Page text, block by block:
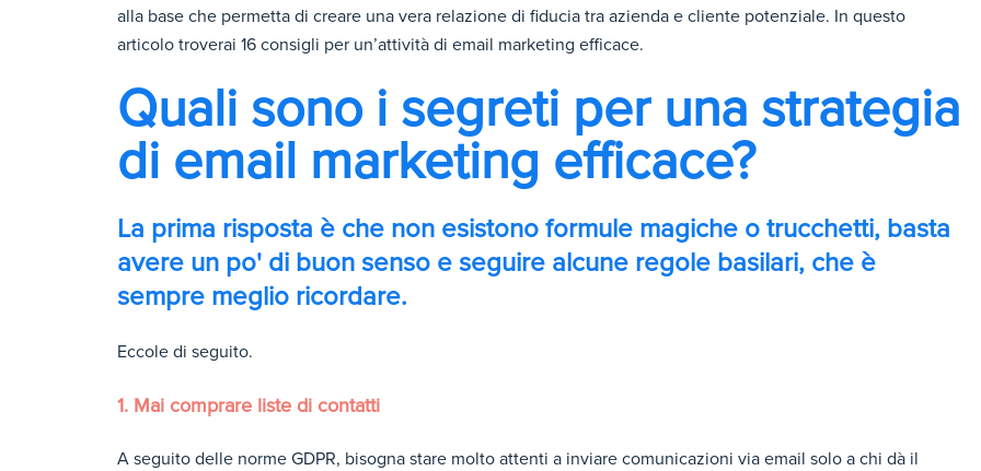
alla base che permetta di creare una vera relazione di fiducia tra azienda e cliente potenziale. In questo
articolo troverai 16 consigli per un’attività di email marketing efficace.
Quali sono i segreti per una strategia
di email marketing efficace?
La prima risposta è che non esistono formule magiche o trucchetti, basta
avere un po' di buon senso e seguire alcune regole basilari, che è
sempre meglio ricordare.
Eccole di seguito.
1. Mai comprare liste di contatti
A seguito delle norme GDPR, bisogna stare molto attenti a inviare comunicazioni via email solo a chi dà il